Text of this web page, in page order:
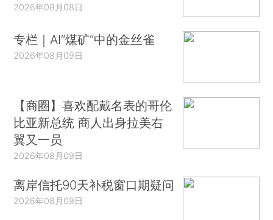
2026年08月08日
专栏｜AI“煤矿”中的金丝雀
2026年08月09日
【商圈】喜欢配戴名表的哥伦
比亚新总统 商人出身拉美右
翼又一员
2026年08月09日
离岸信托90天补税窗口期疑问
2026年08月09日